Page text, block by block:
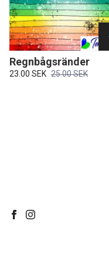
Regnbågsränder
23.00 SEK 25.00 SEK